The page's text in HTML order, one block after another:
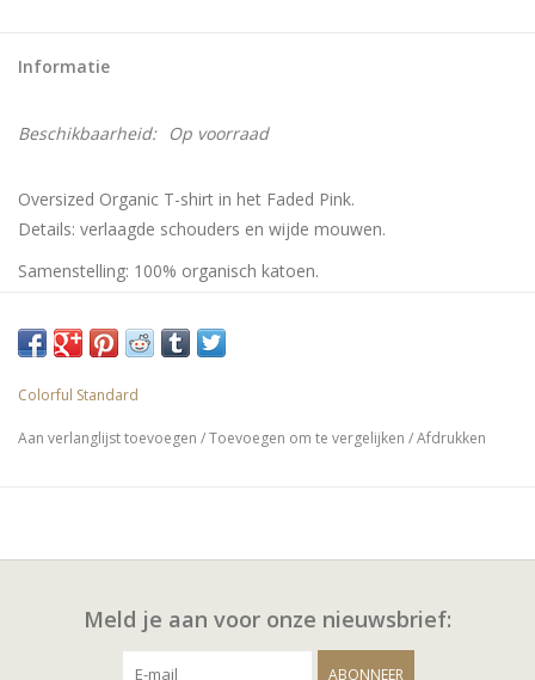
Informatie
Beschikbaarheid: Op voorraad
Oversized Organic T-shirt in het Faded Pink.
Details: verlaagde schouders en wijde mouwen.
Samenstelling: 100% organisch katoen.
Colorful Standard
Aan verlanglijst toevoegen /Toevoegen om te vergelijken /Afdrukken
Meld je aan voor onze nieuwsbrief:
ABONNEER